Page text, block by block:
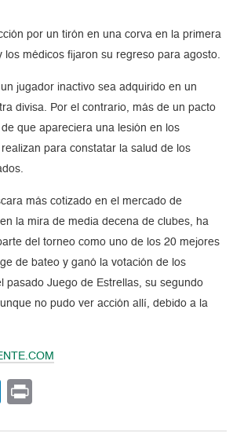
por un tirón en una corva en la primera
los médicos fijaron su regreso para agosto.
jugador inactivo sea adquirido en un
divisa. Por el contrario, más de un pacto
que apareciera una lesión en los
para constatar la salud de los
más cotizado en el mercado de
la mira de media decena de clubes, ha
del torneo como uno de los 20 mejores
de bateo y ganó la votación de los
pasado Juego de Estrellas, su segundo
no pudo ver acción allí, debido a la
LinkedIn